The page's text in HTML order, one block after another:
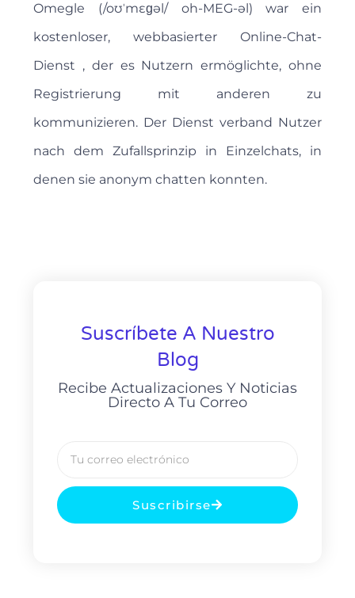
Omegle (/oʊˈmɛɡəl/ oh-MEG-əl) war ein
kostenloser, webbasierter Online-Chat-
Dienst , der es Nutzern ermöglichte, ohne
Registrierung mit anderen zu
kommunizieren. Der Dienst verband Nutzer
nach dem Zufallsprinzip in Einzelchats, in
denen sie anonym chatten konnten.
Suscríbete A Nuestro
Blog
Recibe Actualizaciones Y Noticias
Directo A Tu Correo
Suscribirse